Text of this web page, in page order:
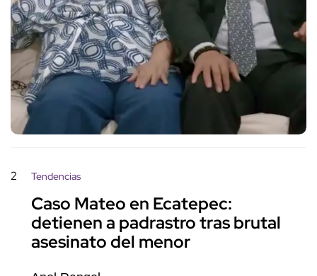
2 Tendencias
Caso Mateo en Ecatepec:
detienen a padrastro tras brutal
asesinato del menor